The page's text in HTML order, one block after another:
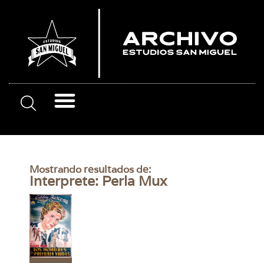
Mostrando resultados de:
Interprete: Perla Mux